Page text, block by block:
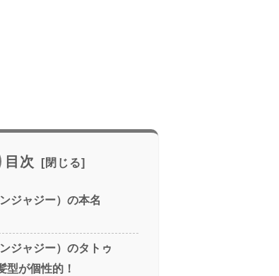
目次
ジャジー）の本名
ジャジー）のタトゥ
型が個性的！